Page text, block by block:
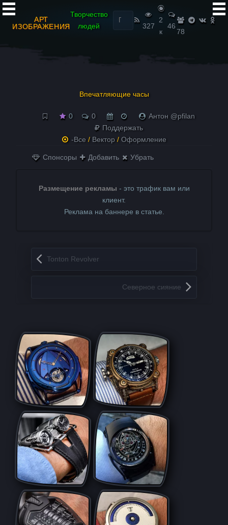
АРТ
ИЗОБРАЖЕНИЯ
Творчество
людей
Найти:
327
2
к
46
78
Впечатляющие часы
0 0
Антон @pfilan
Поддержать
-Все / Вектор / Оформление
Спонсоры Добавить Убрать
Размещение рекламы - это трафик вам или
клиент.
Реклама на баннере в статье.
Запись навигация
Tonton Revolver
Северное сияние